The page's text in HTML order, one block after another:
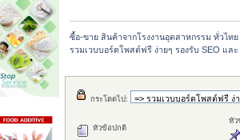
ซื้อ-ขาย สินค้าจากโรงงานอุตสาหกรรม ทั่วไทย
รวมเวบบอร์ดโพสต์ฟรี ง่ายๆ รองรับ SEO แล
กระโดดไป:
หัวข้อปกติ
หัว